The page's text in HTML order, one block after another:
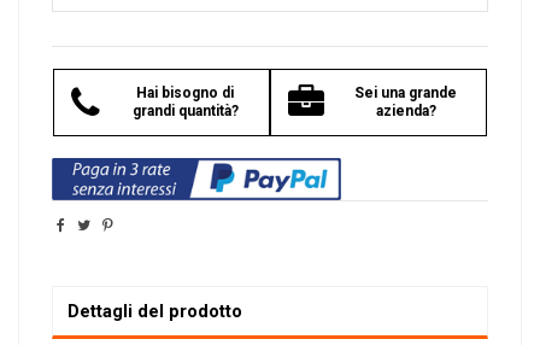
Hai bisogno di
grandi quantità?
Sei una grande
azienda?
Dettagli del prodotto